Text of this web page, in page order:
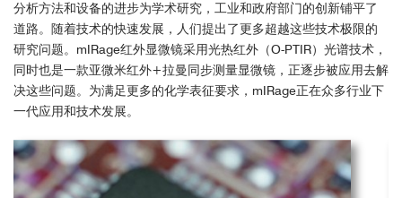
分析方法和设备的进步为学术研究，工业和政府部门的创新铺平了
道路。随着技术的快速发展，人们提出了更多超越这些技术极限的
研究问题。mIRage红外显微镜采用光热红外（O-PTIR）光谱技术，
同时也是一款亚微米红外+拉曼同步测量显微镜，正逐步被应用去解
决这些问题。为满足更多的化学表征要求，mIRage正在众多行业下
一代应用和技术发展。
Optical photothermal infrared spectroscopy for nanochemical analysis of pha
rmaceutical dry powder aerosols. Khanal, D. et al.International Journal of Pha
rmaceutics, 2023
Fluorescently Guided Optical Photothermal Infrared Microspectroscopy for Pr